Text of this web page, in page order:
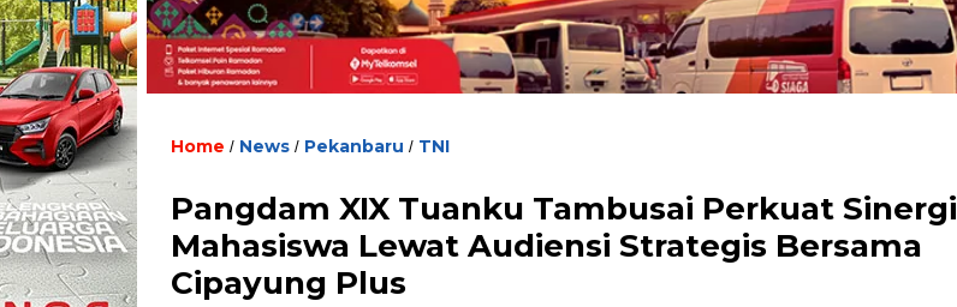
Home / News / Pekanbaru / TNI
Pangdam XIX Tuanku Tambusai Perkuat Sinergi
Mahasiswa Lewat Audiensi Strategis Bersama
Cipayung Plus